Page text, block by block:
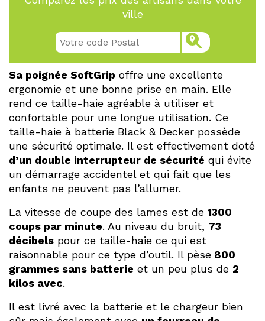
ville
Sa poignée SoftGrip offre une excellente
ergonomie et une bonne prise en main. Elle
rend ce taille-haie agréable à utiliser et
confortable pour une longue utilisation. Ce
taille-haie à batterie Black & Decker possède
une sécurité optimale. Il est effectivement doté
d’un double interrupteur de sécurité qui évite
un démarrage accidentel et qui fait que les
enfants ne peuvent pas l’allumer.
La vitesse de coupe des lames est de 1300
coups par minute. Au niveau du bruit, 73
décibels pour ce taille-haie ce qui est
raisonnable pour ce type d’outil. Il pèse 800
grammes sans batterie et un peu plus de 2
kilos avec.
Il est livré avec la batterie et le chargeur bien